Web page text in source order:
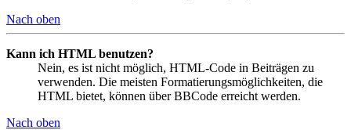
Nach oben
Kann ich HTML benutzen?
Nein, es ist nicht möglich, HTML-Code in Beiträgen zu
verwenden. Die meisten Formatierungsmöglichkeiten, die
HTML bietet, können über BBCode erreicht werden.
Nach oben